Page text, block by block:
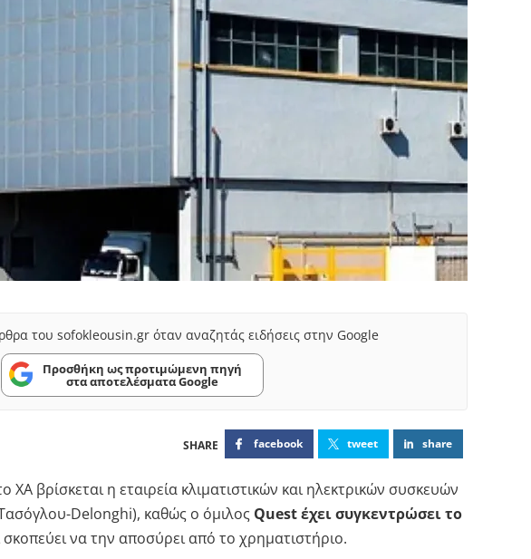
του sofokleousin.gr όταν αναζητάς ειδήσεις στην Google
Προσθήκη ως προτιμώμενη πηγή
στα αποτελέσματα Google
facebook tweet share
βρίσκεται η εταιρεία κλιματιστικών και ηλεκτρικών συσκευών
Delonghi), καθώς o όμιλος Quest έχει συγκεντρώσει το
να την αποσύρει από το χρηματιστήριο.